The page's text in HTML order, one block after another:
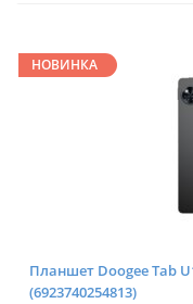
НОВИНКА
Планшет Doogee Tab
(6923740254813)